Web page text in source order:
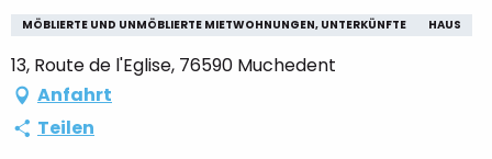
MÖBLIERTE UND UNMÖBLIERTE MIETWOHNUNGEN, UNTERKÜNFTE HAUS
13, Route de l'Eglise, 76590 Muchedent
Anfahrt
Teilen